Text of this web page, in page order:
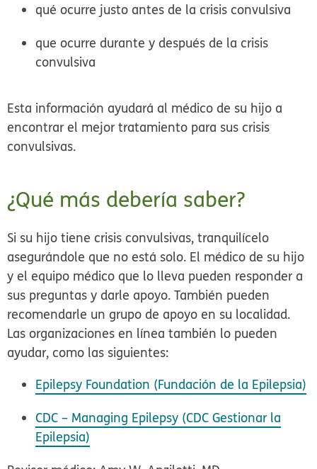
qué ocurre justo antes de la crisis convulsiva
que ocurre durante y después de la crisis
convulsiva
Esta información ayudará al médico de su hijo a
encontrar el mejor tratamiento para sus crisis
convulsivas.
¿Qué más debería saber?
Si su hijo tiene crisis convulsivas, tranquilícelo
asegurándole que no está solo. El médico de su hijo
y el equipo médico que lo lleva pueden responder a
sus preguntas y darle apoyo. También pueden
recomendarle un grupo de apoyo en su localidad.
Las organizaciones en línea también lo pueden
ayudar, como las siguientes:
Epilepsy Foundation (Fundación de la Epilepsia)
CDC – Managing Epilepsy (CDC Gestionar la
Epilepsia)